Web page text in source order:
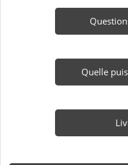
Quelle